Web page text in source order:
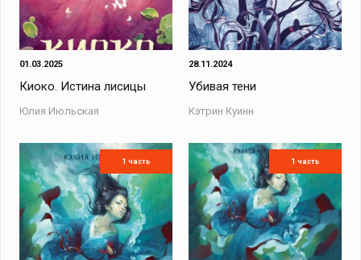
01.03.2025
Киоко. Истина лисицы
Юлия Июльская
28.11.2024
Убивая тени
Кэтрин Куинн
1 часть 1 часть